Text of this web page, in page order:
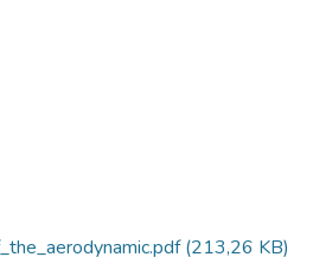
(213,26 KB)